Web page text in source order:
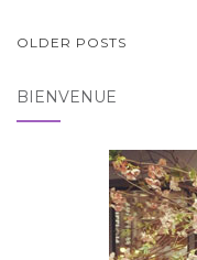
PAGINATION
ARTICLES
OLDER POSTS
BIENVENUE